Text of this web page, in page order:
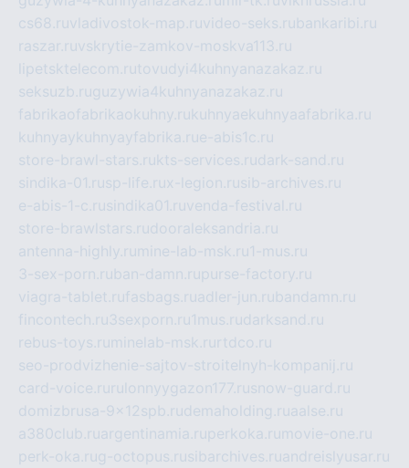
cs68.ruvladivostok-map.ruvideo-seks.rubankaribi.ru
raszar.ruvskrytie-zamkov-moskva113.ru
lipetsktelecom.rutovudyi4kuhnyanazakaz.ru
seksuzb.ruguzywia4kuhnyanazakaz.ru
fabrikaofabrikaokuhny.rukuhnyaekuhnyaafabrika.ru
kuhnyaykuhnyayfabrika.rue-abis1c.ru
store-brawl-stars.rukts-services.rudark-sand.ru
sindika-01.rusp-life.rux-legion.rusib-archives.ru
e-abis-1-c.rusindika01.ruvenda-festival.ru
store-brawlstars.rudooraleksandria.ru
antenna-highly.ru mine-lab-msk.ru1-mus.ru
3-sex-porn.ruban-damn.rupurse-factory.ru
viagra-tablet.rufasbags.ruadler-jun.rubandamn.ru
fincontech.ru3sexporn.ru1mus.rudarksand.ru
rebus-toys.ru minelab-msk.ru rtdco.ru
seo-prodvizhenie-sajtov-stroitelnyh-kompanij.ru
card-voice.ru rulonnyygazon177.rusnow-guard.ru
domizbrusa-9x12spb.rudemaholding.ruaalse.ru
a380club.ruargentinamia.ruperkoka.ru movie-one.ru
perk-oka.rug-octopus.rusibarchives.ruandreislyusar.ru